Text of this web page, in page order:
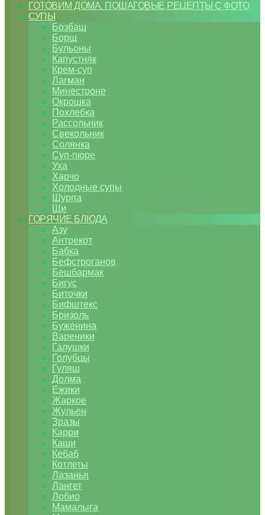
ГОТОВИМ ДОМА. ПОШАГОВЫЕ РЕЦЕПТЫ С ФОТО
СУПЫ
Бозбаш
Борщ
Бульоны
Капустняк
Крем-суп
Лагман
Минестроне
Окрошка
Похлебка
Рассольник
Свекольник
Солянка
Суп-пюре
Уха
Харчо
Холодные супы
Шурпа
Щи
ГОРЯЧИЕ БЛЮДА
Азу
Антрекот
Бабка
Бефстроганов
Бешбармак
Бигус
Биточки
Бифштекс
Бризоль
Буженина
Вареники
Галушки
Голубцы
Гуляш
Долма
Ежики
Жаркое
Жульен
Зразы
Карри
Каши
Кебаб
Котлеты
Лазанья
Лангет
Лобио
Мамалыга